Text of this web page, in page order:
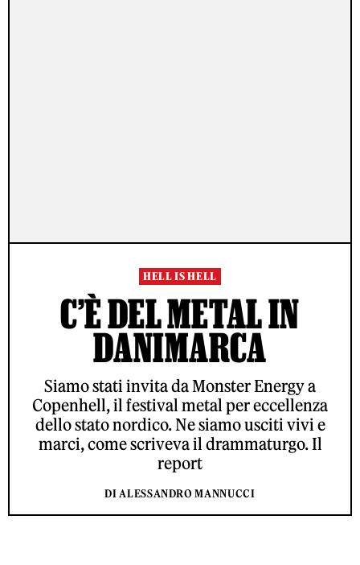
HELL IS HELL
C’È DEL METAL IN
DANIMARCA
Siamo stati invita da Monster Energy a
Copenhell, il festival metal per eccellenza
dello stato nordico. Ne siamo usciti vivi e
marci, come scriveva il drammaturgo. Il
report
DI ALESSANDRO MANNUCCI